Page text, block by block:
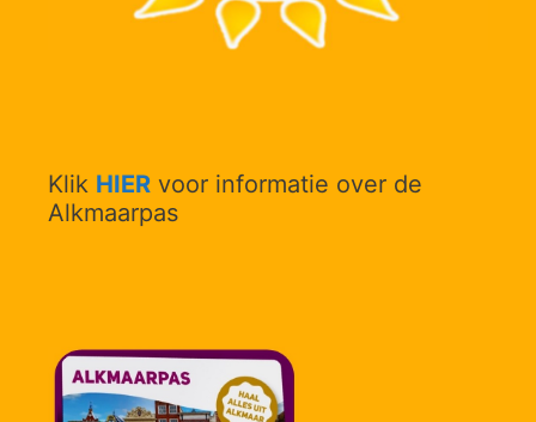
Klik HIER voor informatie over de
Alkmaarpas